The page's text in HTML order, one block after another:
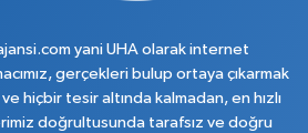
yani UHA olarak internet
gerçekleri bulup ortaya çıkarmak
hiçbir tesir altında kalmadan, en hızlı
doğrultusunda tarafsız ve doğru